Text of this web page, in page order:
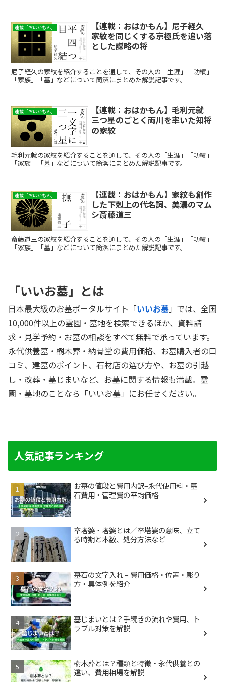
連載「おはかもん」
【連載：おはかもん】尼子経久
家紋を同じくする京極氏を追い落
とした謀略の将
尼子経久の家紋を紹介することを通して、その人の「生涯」「功績」
「家族」「墓」などについて簡潔にまとめた解説記事です。
連載「おはかもん」
【連載：おはかもん】毛利元就
三つ星のごとく両川を率いた知将
の家紋
毛利元就の家紋を紹介することを通して、その人の「生涯」「功績」
「家族」「墓」などについて簡潔にまとめた解説記事です。
連載「おはかもん」
【連載：おはかもん】家紋も創作
した下剋上の代名詞、美濃のマム
シ斎藤道三
斎藤道三の家紋を紹介することを通して、その人の「生涯」「功績」
「家族」「墓」などについて簡潔にまとめた解説記事です。
「いいお墓」とは
日本最大級のお墓ポータルサイト「いいお墓」では、全国
10,000件以上の霊園・墓地を検索できるほか、資料請
求・見学予約・お墓の相談をすべて無料で承っています。
永代供養墓・樹木葬・納骨堂の費用価格、お墓購入者の口
コミ、建墓のポイント、石材店の選び方や、お墓の引越
し・改葬・墓じまいなど、お墓に関する情報も満載。霊
園・墓地のことなら「いいお墓」にお任せください。
人気記事ランキング
お墓の値段と費用内訳–永代使用料・墓
石費用・管理費の平均価格
卒塔婆・塔婆とは／卒塔婆の意味、立て
る時期と本数、処分方法など
墓石の文字入れ – 費用価格・位置・彫り
方・具体例を紹介
墓じまいとは？手続きの流れや費用、ト
ラブル対策を解説
樹木葬とは？種類と特徴・永代供養との
違い、費用相場を解説